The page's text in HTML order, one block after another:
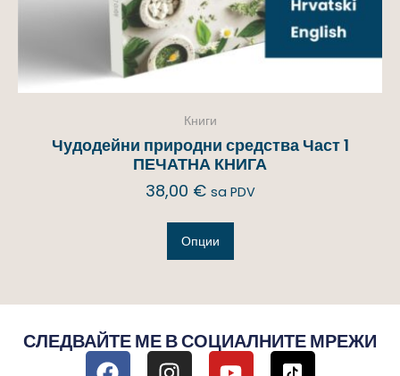
Книги
Чудодейни природни средства Част 1
ПЕЧАТНА КНИГА
38,00 € sa PDV
Опции
СЛЕДВАЙТЕ МЕ В СОЦИАЛНИТЕ МРЕЖИ